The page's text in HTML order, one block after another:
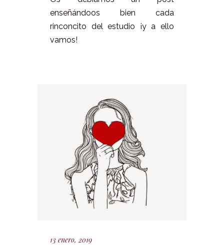
enseñándoos bien cada
rinconcito del estudio ¡y a ello
vamos!
13 enero, 2019